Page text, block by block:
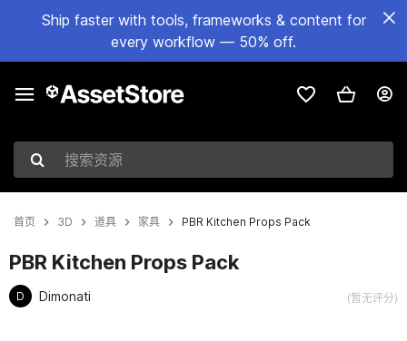
Ship faster with tools, frameworks & content for
every workflow — 50% off.
搜索资源
首页 3D 道具 家具 PBR Kitchen Props Pack
PBR Kitchen Props Pack
D Dimonati (暂无评分)